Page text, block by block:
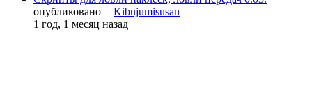
опубликовано
Kibujumisusan
1 год, 1 месяц назад